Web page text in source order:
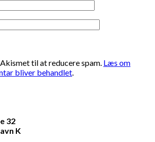
til at reducere spam. Læs om
bliver behandlet.
32
K